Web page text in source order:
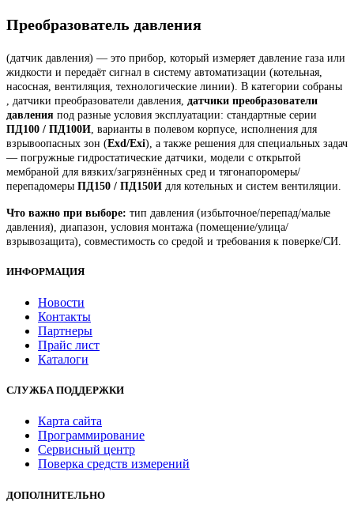
Преобразователь давления
(датчик давления) — это прибор, который измеряет давление газа или
жидкости и передаёт сигнал в систему автоматизации (котельная,
насосная, вентиляция, технологические линии). В категории собраны
, датчики преобразователи давления, датчики преобразователи
давления под разные условия эксплуатации: стандартные серии
ПД100 / ПД100И , варианты в полевом корпусе, исполнения для
взрывоопасных зон (Exd/Exi), а также решения для специальных задач
— погружные гидростатические датчики, модели с открытой
мембраной для вязких/загрязнённых сред и тягонапоромеры/
перепадомеры ПД150 / ПД150И для котельных и систем вентиляции.
Что важно при выборе: тип давления (избыточное/перепад/малые
давления), диапазон, условия монтажа (помещение/улица/
взрывозащита), совместимость со средой и требования к поверке/СИ.
ИНФОРМАЦИЯ
Новости
Контакты
Партнеры
Прайс лист
Каталоги
СЛУЖБА ПОДДЕРЖКИ
Карта сайта
Программирование
Сервисный центр
Поверка средств измерений
ДОПОЛНИТЕЛЬНО